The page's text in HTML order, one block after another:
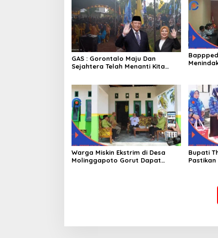
GAS : Gorontalo Maju Dan
Sejahtera Telah Menanti Kita
Warga Miskin Ekstrim di Desa
Molinggapoto Gorut Dapat
Bupati